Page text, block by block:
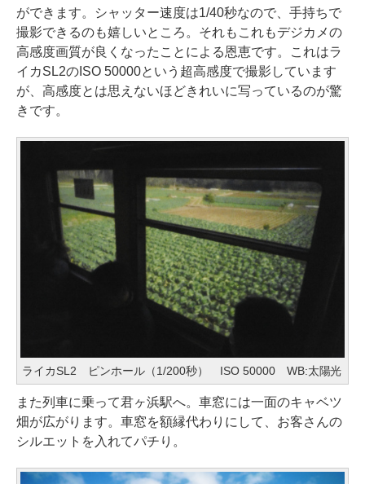
ができます。シャッター速度は1/40秒なので、手持ちで
撮影できるのも嬉しいところ。それもこれもデジカメの
高感度画質が良くなったことによる恩恵です。これはラ
イカSL2のISO 50000という超高感度で撮影しています
が、高感度とは思えないほどきれいに写っているのが驚
きです。
ライカSL2 ピンホール（1/200秒） ISO 50000 WB:太陽光
また列車に乗って君ヶ浜駅へ。車窓には一面のキャベツ
畑が広がります。車窓を額縁代わりにして、お客さんの
シルエットを入れてパチり。